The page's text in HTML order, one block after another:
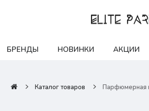
БРЕНДЫ НОВИНКИ АКЦИИ
Каталог товаров Парфюмерная